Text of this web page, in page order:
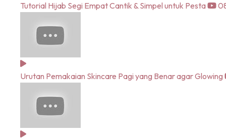
Tutorial Hijab Segi Empat Cantik & Simpel untuk Pesta
Urutan Pemakaian Skincare Pagi yang Benar agar Glowing